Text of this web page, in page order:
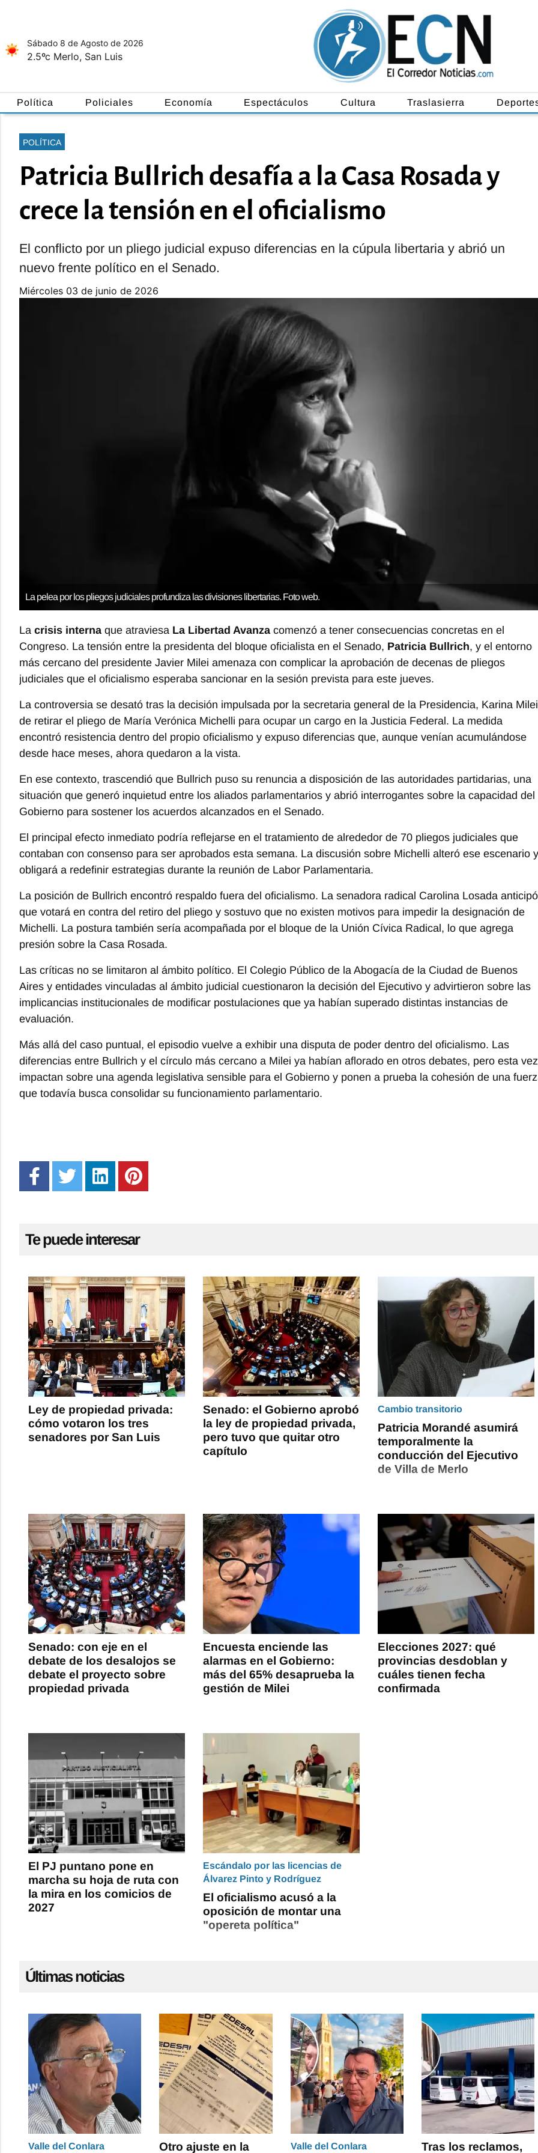
Sábado 8 de Agosto de 2026
2.5ºc Merlo, San Luis
Política Policiales Economía Espectáculos Cultura Traslasierra
POLÍTICA
Patricia Bullrich desafía a la Casa Rosada y
crece la tensión en el oficialismo
El conflicto por un pliego judicial expuso diferencias en la cúpula libertaria y abrió un
nuevo frente político en el Senado.
miércoles 03 de junio de 2026
La pelea por los pliegos judiciales profundiza las divisiones libertarias. Foto web.
La crisis interna que atraviesa La Libertad Avanza comenzó a tener consecuencias concretas en el
Congreso. La tensión entre la presidenta del bloque oficialista en el Senado, Patricia Bullrich, y el entorno
más cercano del presidente Javier Milei amenaza con complicar la aprobación de decenas de pliegos
judiciales que el oficialismo esperaba sancionar en la sesión prevista para este jueves.
La controversia se desató tras la decisión impulsada por la secretaria general de la Presidencia, Karina
de retirar el pliego de María Verónica Michelli para ocupar un cargo en la Justicia Federal. La medida
encontró resistencia dentro del propio oficialismo y expuso diferencias que, aunque venían acumulándose
desde hace meses, ahora quedaron a la vista.
En ese contexto, trascendió que Bullrich puso su renuncia a disposición de las autoridades partidarias, una
situación que generó inquietud entre los aliados parlamentarios y abrió interrogantes sobre la capacidad del
Gobierno para sostener los acuerdos alcanzados en el Senado.
El principal efecto inmediato podría reflejarse en el tratamiento de alrededor de 70 pliegos judiciales que
contaban con consenso para ser aprobados esta semana. La discusión sobre Michelli alteró ese escenario y
obligará a redefinir estrategias durante la reunión de Labor Parlamentaria.
La posición de Bullrich encontró respaldo fuera del oficialismo. La senadora radical Carolina Losada anticipó
que votará en contra del retiro del pliego y sostuvo que no existen motivos para impedir la designación de
Michelli. La postura también sería acompañada por el bloque de la Unión Cívica Radical, lo que agrega
presión sobre la Casa Rosada.
Las críticas no se limitaron al ámbito político. El Colegio Público de la Abogacía de la Ciudad de Buenos
Aires y entidades vinculadas al ámbito judicial cuestionaron la decisión del Ejecutivo y advirtieron sobre las
implicancias institucionales de modificar postulaciones que ya habían superado distintas instancias de
evaluación.
Más allá del caso puntual, el episodio vuelve a exhibir una disputa de poder dentro del oficialismo. Las
diferencias entre Bullrich y el círculo más cercano a Milei ya habían aflorado en otros debates, pero esta vez
impactan sobre una agenda legislativa sensible para el Gobierno y ponen a prueba la cohesión de una
que todavía busca consolidar su funcionamiento parlamentario.
Te puede interesar
Ley de propiedad privada:
cómo votaron los tres
senadores por San Luis
Senado: el Gobierno aprobó
la ley de propiedad privada,
pero tuvo que quitar otro
capítulo
Cambio transitorio
Patricia Morandé asumirá
temporalmente la
conducción del Ejecutivo
de Villa de Merlo
Senado: con eje en el
debate de los desalojos se
debate el proyecto sobre
propiedad privada
Encuesta enciende las
alarmas en el Gobierno:
más del 65% desaprueba la
gestión de Milei
Elecciones 2027: qué
provincias desdoblan y
cuáles tienen fecha
confirmada
El PJ puntano pone en
marcha su hoja de ruta con
la mira en los comicios de
2027
Escándalo por las licencias de
Álvarez Pinto y Rodríguez
El oficialismo acusó a la
oposición de montar una
"opereta política"
Últimas noticias
Valle del Conlara Otro ajuste en la Valle del Conlara Tras los reclamos,